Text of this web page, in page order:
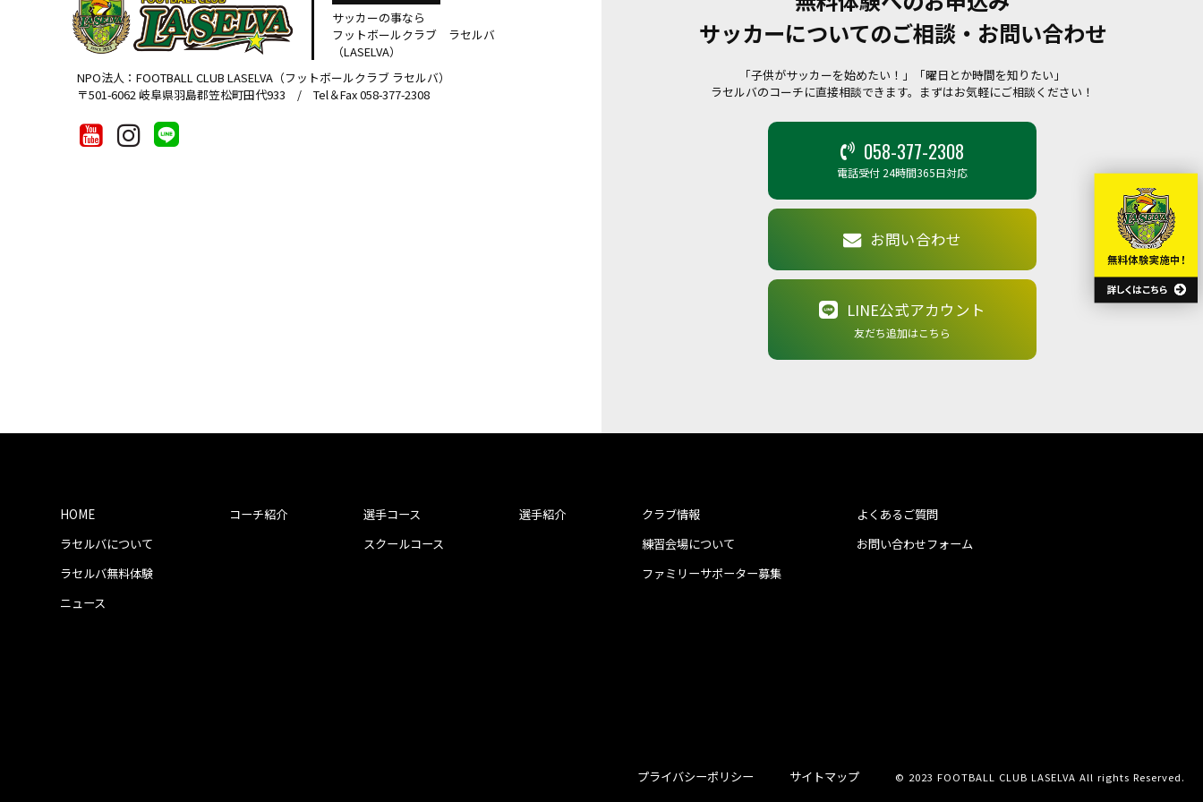
サッカーの事なら
フットボールクラブ ラセルバ
（LASELVA）
NPO法人：FOOTBALL CLUB LASELVA（フットボールクラブ ラセルバ）
〒501-6062 岐阜県羽島郡笠松町田代933 / Tel＆Fax 058-377-2308
サッカーについてのご相談・お問い合わせ
「子供がサッカーを始めたい！」「曜日とか時間を知りたい」
ラセルバのコーチに直接相談できます。まずはお気軽にご相談ください！
058-377-2308
電話受付 24時間365日対応
お問い合わせ
LINE公式アカウント
友だち追加はこちら
HOME
ラセルバについて
ラセルバ無料体験
ニュース
コーチ紹介
選手コース
スクールコース
選手紹介
クラブ情報
練習会場について
ファミリーサポーター募集
よくあるご質問
お問い合わせフォーム
プライバシーポリシー サイトマップ © 2023 FOOTBALL CLUB LASELVA All rights Reserved.